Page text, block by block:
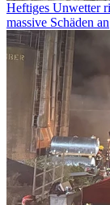
Heftiges Unwetter
massive Schäden an